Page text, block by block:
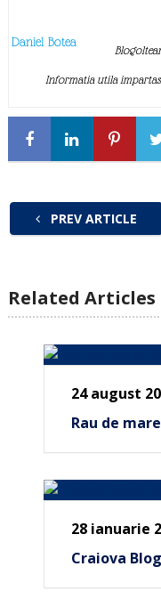
Daniel Botea
Informatia utila
PREV ARTICLE
Related Articles
24 august
Rau de
28 ianuarie
Craiova